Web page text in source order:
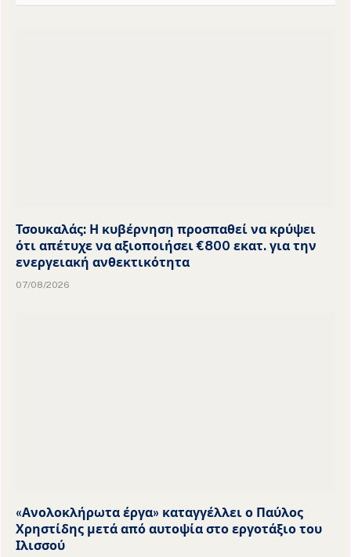
Τσουκαλάς: Η κυβέρνηση προσπαθεί να κρύψει
ότι απέτυχε να αξιοποιήσει €800 εκατ. για την
ενεργειακή ανθεκτικότητα
07/08/2026
«Ανολοκλήρωτα έργα» καταγγέλλει ο Παύλος
Χρηστίδης μετά από αυτοψία στο εργοτάξιο του
Ιλισσού